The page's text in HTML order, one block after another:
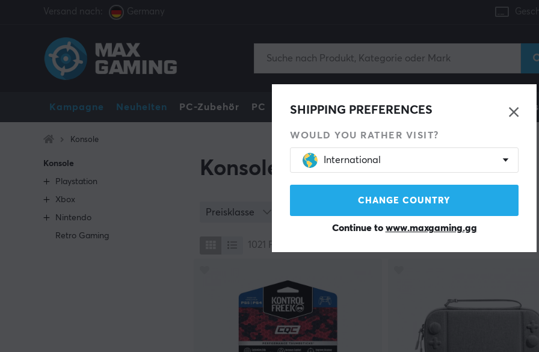
Versand nach: Germany
Kampagne Neuheiten PC-Zubehör PC Konsole Gaming-Stühle Handyzubehör
SHIPPING PREFERENCES
WOULD YOU RATHER VISIT?
International
CHANGE COUNTRY
Continue to www.maxgaming.gg
Konsole
Konsole
Playstation
Xbox
Nintendo
Retro Gaming
Konsole
Preisklasse
1021 Produkte